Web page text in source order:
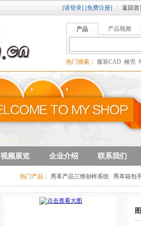
[请登录] [免费注册] 返回首
产品 产品视频
热门搜索： 服装CAD 梭壳
视频展览 企业介绍 联系我们
热门产品： 秀革产品三维创样系统 秀革箱包